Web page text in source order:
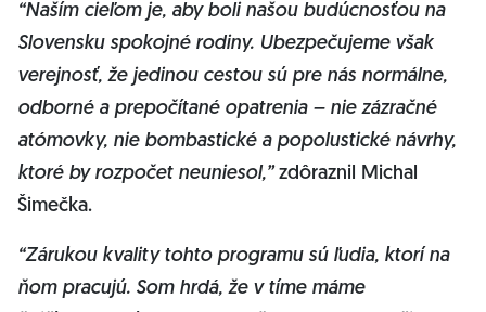
“Naším cieľom je, aby boli našou budúcnosťou na
Slovensku spokojné rodiny. Ubezpečujeme však
verejnosť, že jedinou cestou sú pre nás normálne,
odborné a prepočítané opatrenia – nie zázračné
atómovky, nie bombastické a popolustické návrhy,
ktoré by rozpočet neuniesol,”zdôraznil Michal
Šimečka.
“Zárukou kvality tohto programu sú ľudia, ktorí na
ňom pracujú. Som hrdá, že v tíme máme